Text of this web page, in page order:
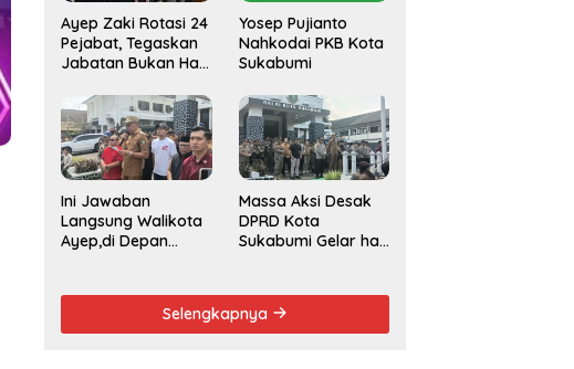
Ayep Zaki Rotasi 24
Pejabat, Tegaskan
Jabatan Bukan Hak
Yosep Pujianto
Nahkodai PKB Kota
Sukabumi
Ini Jawaban
Langsung Walikota
Ayep,di Depan
Massa Aksi Desak
DPRD Kota
Sukabumi Gelar hak
Walikota
Selengkapnya